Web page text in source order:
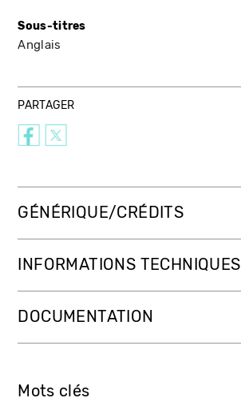
Sous-titres
Anglais
PARTAGER
GÉNÉRIQUE/CRÉDITS
INFORMATIONS TECHNIQUES
DOCUMENTATION
Mots clés